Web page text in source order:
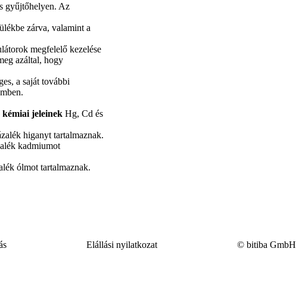
gyűjtőhelyen. Az
zárva, valamint a
megfelelő kezelése
azáltal, hogy
a saját további
kémiai jeleinek Hg, Cd és
higanyt tartalmaznak.
kadmiumot
ólmot tartalmaznak.
Elállási nyilatkozat © bitiba GmbH